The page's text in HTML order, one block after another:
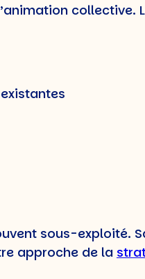
collective.
sous-exploité.
approche de la